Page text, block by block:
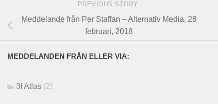
PREVIOUS STORY
Meddelande från Per Staffan – Alternativ Media, 28
februari, 2018
MEDDELANDEN FRÅN ELLER VIA:
3I Atlas (2)